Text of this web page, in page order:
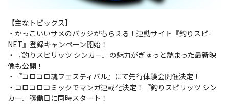
【主なトピックス】
・かっこいいサメのバッジがもらえる！連動サイト『釣りスピ-
NET』登録キャンペーン開始！
・『釣りスピリッツ シンカー』の魅力がぎゅっと詰まった最新映
像も公開！
・『コロコロ魂フェスティバル』にて先行体験会開催決定！
・コロコロコミックでマンガ連載化決定！『釣りスピリッツ シン
カー』稼働日に同時スタート！